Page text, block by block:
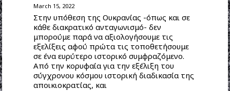
March 15, 2022
Στην υπόθεση της Ουκρανίας -όπως και σε
κάθε διακρατικό ανταγωνισμό- δεν
μπορούμε παρά να αξιολογήσουμε τις
εξελίξεις αφού πρώτα τις τοποθετήσουμε
σε ένα ευρύτερο ιστορικό συμφραζόμενο.
Από την κορυφαία για την εξέλιξη του
σύγχρονου κόσμου ιστορική διαδικασία της
αποικιοκρατίας, και